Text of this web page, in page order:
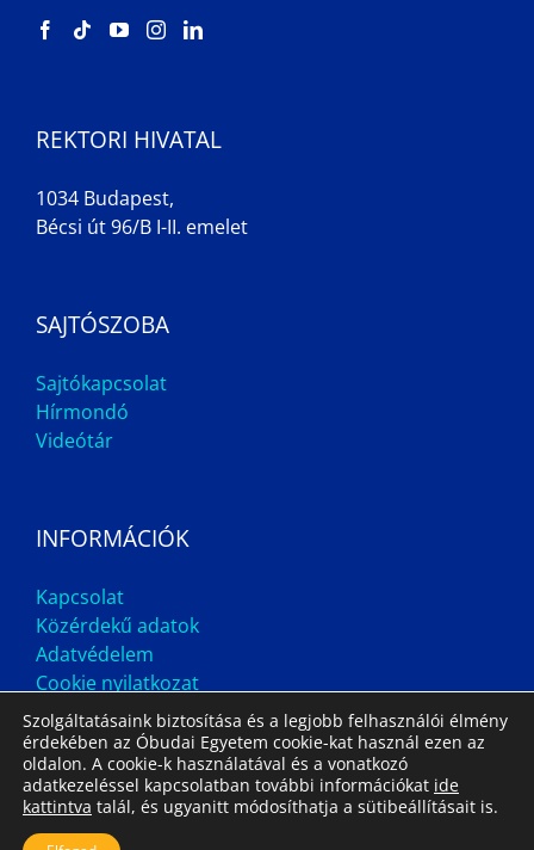
REKTORI HIVATAL
1034 Budapest,
Bécsi út 96/B I-II. emelet
SAJTÓSZOBA
Sajtókapcsolat
Hírmondó
Videótár
INFORMÁCIÓK
Kapcsolat
Közérdekű adatok
Adatvédelem
Cookie nyilatkozat
Impresszum
Szolgáltatásaink biztosítása és a legjobb felhasználói élmény
érdekében az Óbudai Egyetem cookie-kat használ ezen az
oldalon. A cookie-k használatával és a vonatkozó
adatkezeléssel kapcsolatban további információkat ide
kattintva talál, és ugyanitt módosíthatja a sütibeállításait is.